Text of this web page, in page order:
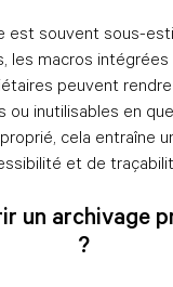
est souvent sous-
les macros intégrées
peuvent
ou inutilisables en
cela entraîne
et de
un archivage
?